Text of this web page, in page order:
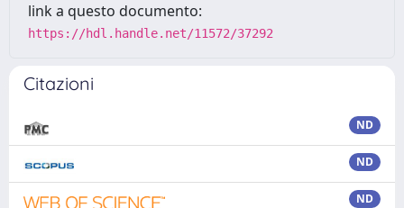
link a questo documento:
https://hdl.handle.net/11572/37292
Citazioni
ND
ND
ND